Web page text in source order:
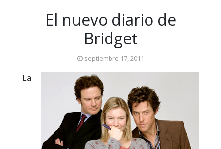
El nuevo diario de
Bridget
septiembre 17, 2011
La